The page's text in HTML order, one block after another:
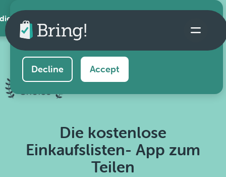
AppThis website uses cookies to ensure you get the
best experience on our website.
Decline Accept
Die kostenlose
Einkaufslisten- App zum
Teilen